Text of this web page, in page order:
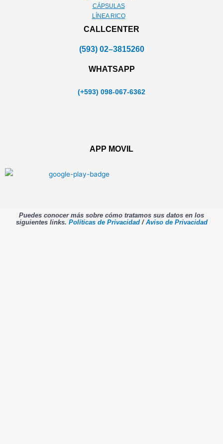
CÁPSULAS
LÍNEA RICO
CALLCENTER
(593) 02–3815260
WHATSAPP
(+593) 098-067-6362
APP MOVIL
Puedes conocer más sobre cómo tratamos sus datos en los
siguientes links. Políticas de Privacidad/ Aviso de Privacidad